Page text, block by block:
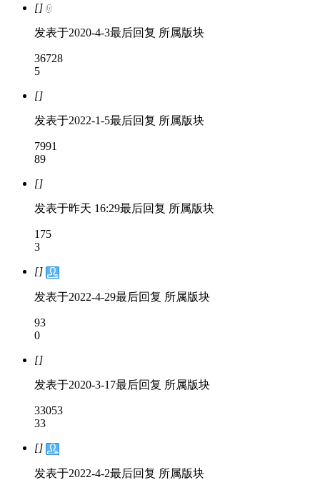
[]
发表于2020-4-3最后回复 所属版块
36728
5
[]
发表于2022-1-5最后回复 所属版块
7991
89
[]
发表于昨天 16:29最后回复 所属版块
175
3
[]
发表于2022-4-29最后回复 所属版块
93
0
[]
发表于2020-3-17最后回复 所属版块
33053
33
[]
发表于2022-4-2最后回复 所属版块